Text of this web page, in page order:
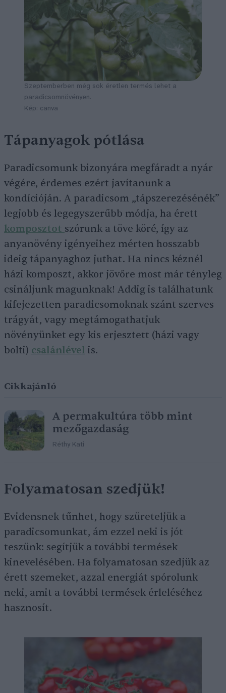
Szeptemberben még sok éretlen termés lehet a
paradicsomnövényen.
Kép: canva
Tápanyagok pótlása
Paradicsomunk bizonyára megfáradt a nyár
végére, érdemes ezért javítanunk a
kondícióján. A paradicsom „tápszerezésénék”
legjobb és legegyszerűbb módja, ha érett
komposztot szórunk a töve köré, így az
anyanövény igényeihez mérten hosszabb
ideig tápanyaghoz juthat. Ha nincs kéznél
házi komposzt, akkor jövőre most már tényleg
csináljunk magunknak! Addig is találhatunk
kifejezetten paradicsomoknak szánt szerves
trágyát, vagy megtámogathatjuk
növényünket egy kis erjesztett (házi vagy
bolti) csalánlével is.
Cikkajánló
A permakultúra több mint
mezőgazdaság
Réthy Kati
Folyamatosan szedjük!
Evidensnek tűnhet, hogy szüreteljük a
paradicsomunkat, ám ezzel neki is jót
teszünk: segítjük a további termések
kinevelésében. Ha folyamatosan szedjük az
érett szemeket, azzal energiát spórolunk
neki, amit a további termések érleléséhez
hasznosít.